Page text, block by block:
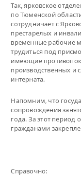
Так, ярковское
по Тюменской
сотрудничает с
престарелых и
временные рабочие
трудиться под
имеющие
производственных
интерната.
Напомним, что
сопровождения
года. За этот период
гражданами
Справочно: